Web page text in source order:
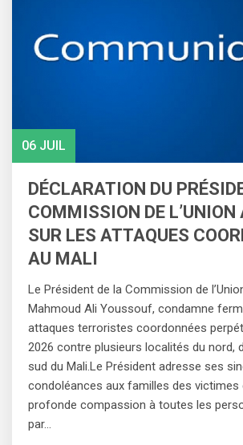
06 JUIL
DÉCLARATION DU
COMMISSION DE
SUR LES ATTAQUES
AU MALI
Le Président de la Commission de
Mahmoud Ali Youssouf, condamne
attaques terroristes coordonnées
2026 contre plusieurs localités du nord,
sud du Mali.Le Président adresse ses
condoléances aux familles des victimes
profonde compassion à toutes les
par…